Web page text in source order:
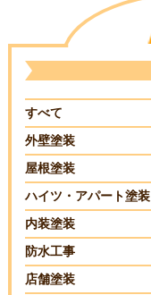
すべて
外壁塗装
屋根塗装
ハイツ・アパート塗装
内装塗装
防水工事
店舗塗装